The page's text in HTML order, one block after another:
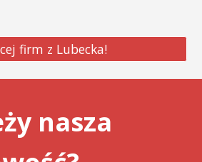
firm z Lubecka!
nasza